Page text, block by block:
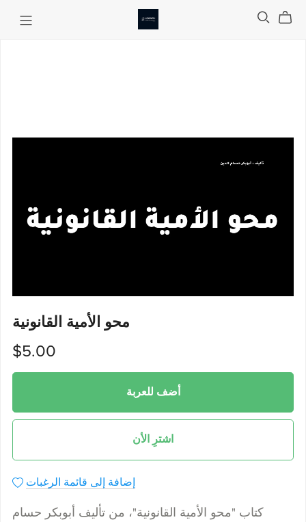
محو الأمية القانونية
$5.00
أضف للعربة
اشترِ الأن
إضافة إلى قائمة الرغبات
كتاب "محو الأمية القانونية"، من تأليف أبوبكر حسام